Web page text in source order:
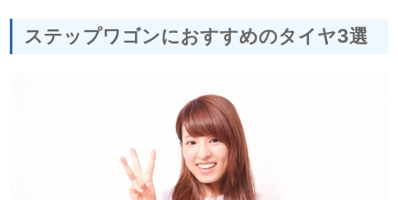
ステップワゴンにおすすめのタイヤ3選